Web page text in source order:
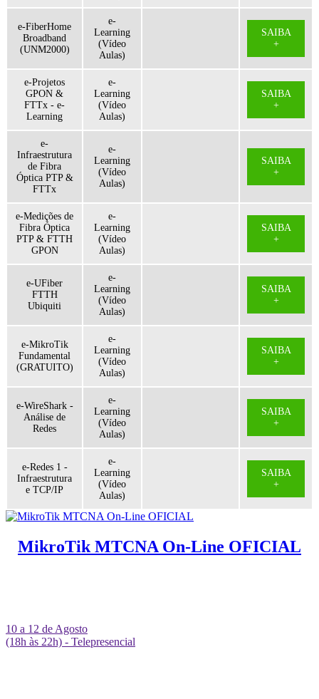
e-FiberHome
Broadband
(UNM2000)
e-
Learning
(Vídeo
Aulas)
SAIBA
+
e-Projetos
GPON &
FTTx - e-
Learning
e-
Learning
(Vídeo
Aulas)
SAIBA
+
e-
Infraestrutura
de Fibra
Óptica PTP &
FTTx
e-
Learning
(Vídeo
Aulas)
SAIBA
+
e-Medições de
Fibra Óptica
PTP & FTTH
GPON
e-
Learning
(Vídeo
Aulas)
SAIBA
+
e-UFiber
FTTH
Ubiquiti
e-
Learning
(Vídeo
Aulas)
SAIBA
+
e-MikroTik
Fundamental
(GRATUITO)
e-
Learning
(Vídeo
Aulas)
SAIBA
+
e-WireShark -
Análise de
Redes
e-
Learning
(Vídeo
Aulas)
SAIBA
+
e-Redes 1 -
Infraestrutura
e TCP/IP
e-
Learning
(Vídeo
Aulas)
SAIBA
+
MikroTik MTCNA On-Line OFICIAL
10 a 12 de Agosto
(18h às 22h) - Telepresencial